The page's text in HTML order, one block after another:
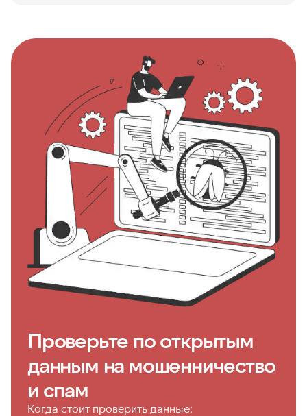
Проверьте по открытым
данным на мошенничество
и спам
Когда стоит проверить данные: